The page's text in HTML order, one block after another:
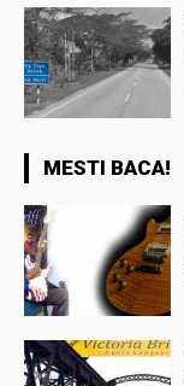
MESTI BACA!